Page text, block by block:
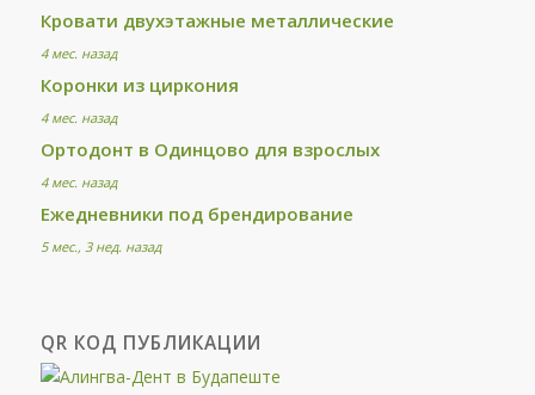
Кровати двухэтажные металлические
4 мес. назад
Коронки из циркония
4 мес. назад
Ортодонт в Одинцово для взрослых
4 мес. назад
Ежедневники под брендирование
5 мес., 3 нед. назад
QR КОД ПУБЛИКАЦИИ